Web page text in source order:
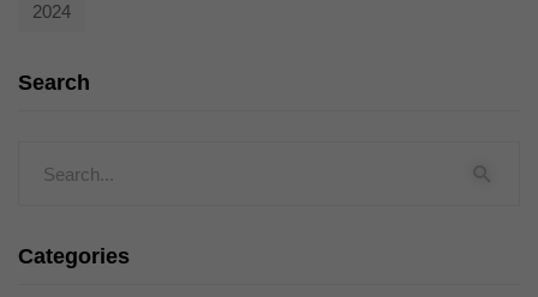
2024
Search
Categories